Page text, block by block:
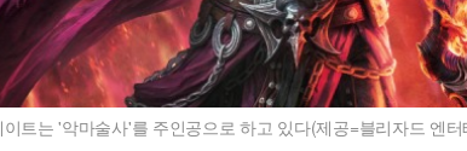
트는 '악마술사'를 주인공으로 하고 있다(제공=블리자드 엔